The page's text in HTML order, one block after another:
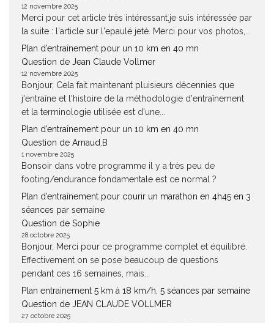
12 novembre 2025
Merci pour cet article très intéressant.je suis intéressée par
la suite : l'article sur l'epaulé jeté. Merci pour vos photos,...
Plan d’entraînement pour un 10 km en 40 mn
Question de Jean Claude Vollmer
12 novembre 2025
Bonjour, Cela fait maintenant pluisieurs décennies que
j'entraîne et l'histoire de la méthodologie d'entraînement
et la terminologie utilisée est d'une...
Plan d’entraînement pour un 10 km en 40 mn
Question de Arnaud.B
1 novembre 2025
Bonsoir dans votre programme il y a très peu de
footing/endurance fondamentale est ce normal ?
Plan d’entraînement pour courir un marathon en 4h45 en 3
séances par semaine
Question de Sophie
28 octobre 2025
Bonjour, Merci pour ce programme complet et équilibré.
Effectivement on se pose beaucoup de questions
pendant ces 16 semaines, mais...
Plan entrainement 5 km à 18 km/h, 5 séances par semaine
Question de JEAN CLAUDE VOLLMER
27 octobre 2025